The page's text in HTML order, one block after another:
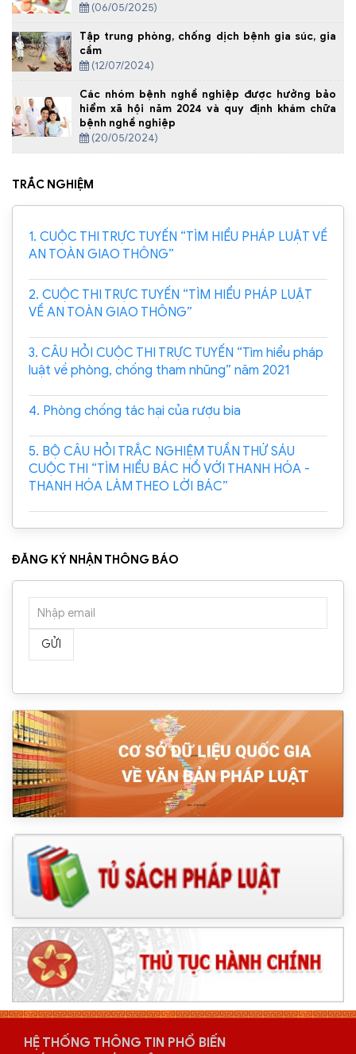
(06/05/2025)
Tập trung phòng, chống dịch bệnh gia súc, gia
cầm
(12/07/2024)
Các nhóm bệnh nghề nghiệp được hưởng bảo
hiểm xã hội năm 2024 và quy định khám chữa
bệnh nghề nghiệp
(20/05/2024)
TRẮC NGHIỆM
1. CUỘC THI TRỰC TUYẾN “TÌM HIỂU PHÁP LUẬT VỀ
AN TOÀN GIAO THÔNG”
2. CUỘC THI TRỰC TUYẾN “TÌM HIỂU PHÁP LUẬT
VỀ AN TOÀN GIAO THÔNG”
3. CÂU HỎI CUỘC THI TRỰC TUYẾN “Tìm hiểu pháp
luật về phòng, chống tham nhũng” năm 2021
4. Phòng chống tác hại của rượu bia
5. BỘ CÂU HỎI TRẮC NGHIỆM TUẦN THỨ SÁU
CUỘC THI “TÌM HIỂU BÁC HỒ VỚI THANH HÓA -
THANH HÓA LÀM THEO LỜI BÁC”
ĐĂNG KÝ NHẬN THÔNG BÁO
GỬI
HỆ THỐNG THÔNG TIN PHỔ BIẾN